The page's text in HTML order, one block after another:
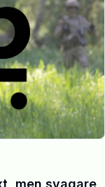
men svagare